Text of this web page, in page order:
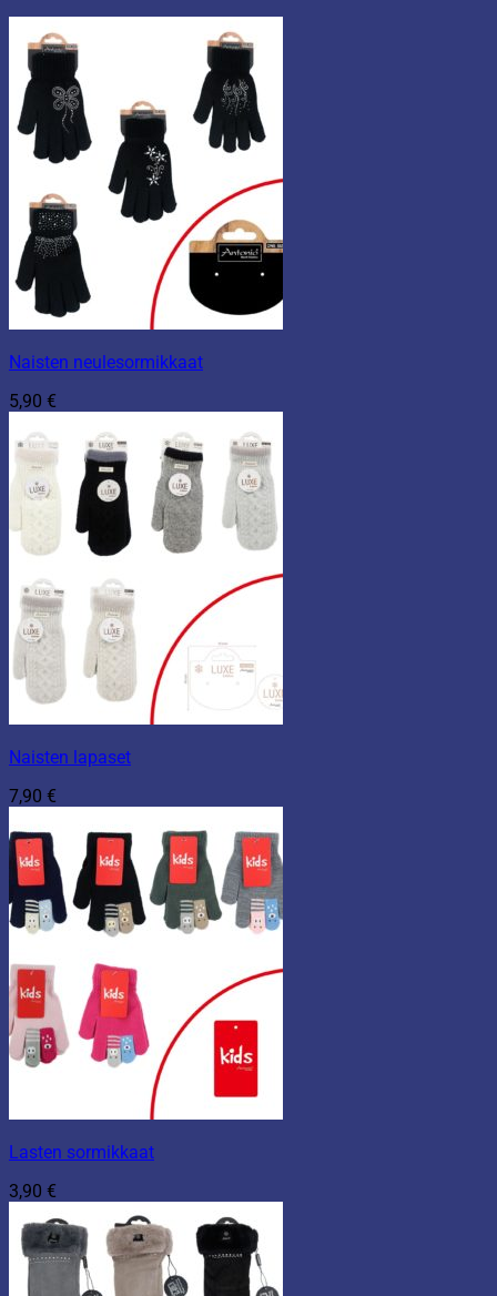
Naisten neulesormikkaat
5,90 €
Naisten lapaset
7,90 €
Lasten sormikkaat
3,90 €